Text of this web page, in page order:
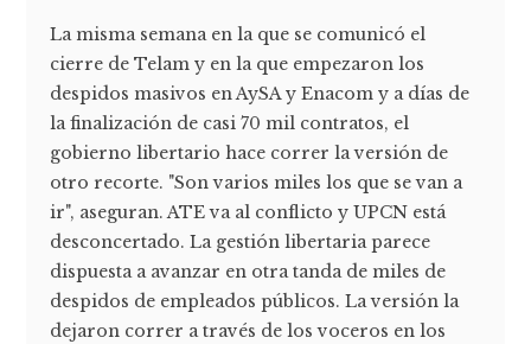
La misma semana en la que se comunicó el
cierre de Telam y en la que empezaron los
despidos masivos en AySA y Enacom y a días de
la finalización de casi 70 mil contratos, el
gobierno libertario hace correr la versión de
otro recorte. "Son varios miles los que se van a
ir", aseguran. ATE va al conflicto y UPCN está
desconcertado. La gestión libertaria parece
dispuesta a avanzar en otra tanda de miles de
despidos de empleados públicos. La versión la
dejaron correr a través de los voceros en los